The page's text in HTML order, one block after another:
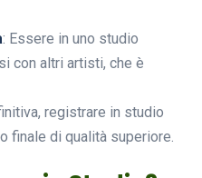
: Essere in uno studio
con altri artisti, che è
registrare in studio
finale di qualità superiore.